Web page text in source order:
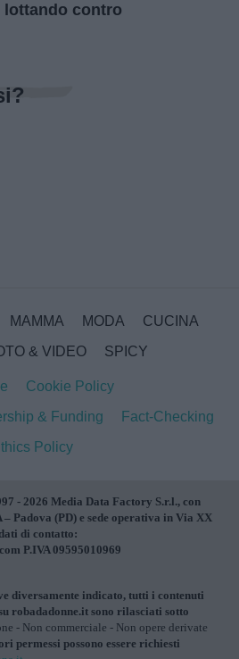
lottando contro
MAMMA MODA
CUCINA
& VIDEO SPICY
Cookie Policy
& Funding
Fact-Checking
Policy
- 2026 Media Data Factory S.r.l., con
Padova (PD) e sede operativa in Via XX
di contatto:
P.IVA 09595010969
diversamente indicato, tutti i contenuti
robadadonne.it sono rilasciati sotto
- Non commerciale - Non opere derivate
permessi possono essere richiesti